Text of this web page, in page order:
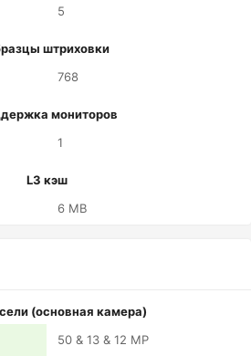
5
штриховки
768
мониторов
1
L3 кэш
6 MB
(основная камера)
50 & 13 & 12 MP